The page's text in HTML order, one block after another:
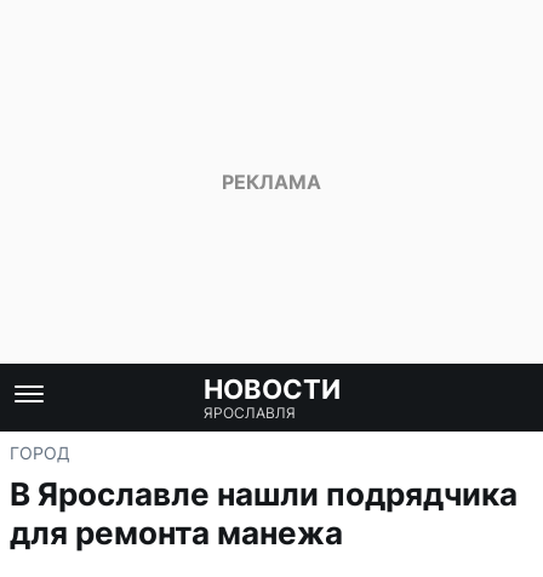
НОВОСТИ
ЯРОСЛАВЛЯ
ГОРОД
В Ярославле нашли подрядчика
для ремонта манежа